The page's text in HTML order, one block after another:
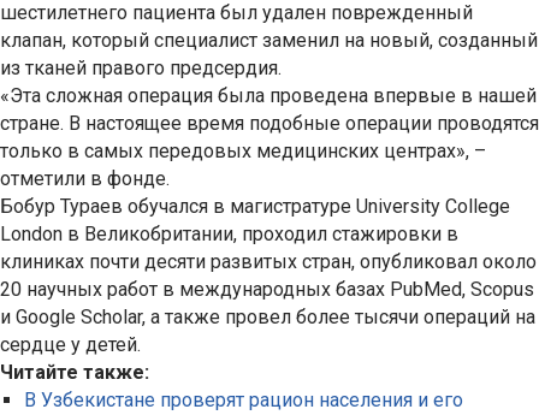
шестилетнего пациента был удален поврежденный
клапан, который специалист заменил на новый, созданный
из тканей правого предсердия.
«Эта сложная операция была проведена впервые в нашей
стране. В настоящее время подобные операции проводятся
только в самых передовых медицинских центрах», –
отметили в фонде.
Бобур Тураев обучался в магистратуре University College
London в Великобритании, проходил стажировки в
клиниках почти десяти развитых стран, опубликовал около
20 научных работ в международных базах PubMed, Scopus
и Google Scholar, а также провел более тысячи операций на
сердце у детей.
Читайте также:
В Узбекистане проверят рацион населения и его